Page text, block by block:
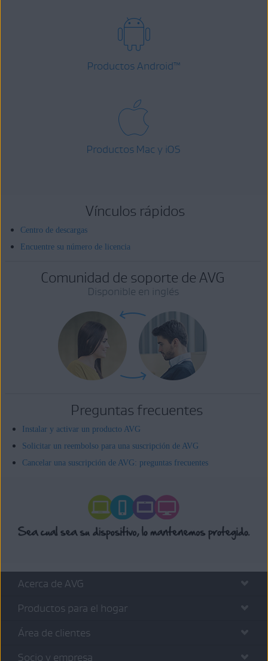
Productos Android™
Productos Mac y iOS
Vínculos rápidos
Centro de descargas
Encuentre su número de licencia
Comunidad de soporte de AVG
Disponible en inglés
Preguntas frecuentes
Instalar y activar un producto AVG
Solicitar un reembolso para una suscripción de AVG
Cancelar una suscripción de AVG: preguntas frecuentes
Acerca de AVG
Productos para el hogar
Área de clientes
Socio y empresa